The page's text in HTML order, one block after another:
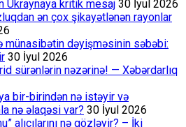
Ukraynaya kritik mesaj 30 İyul 2026
ən çox şikayətlənən rayonlar
münasibətin dəyişməsinin səbəbi:
30 İyul 2026
sürənlərin nəzərinə! — Xəbərdarlıq
bir-birindən nə istəyir və
nə əlaqəsi var? 30 İyul 2026
alıcılarını nə gözləyir? – İki